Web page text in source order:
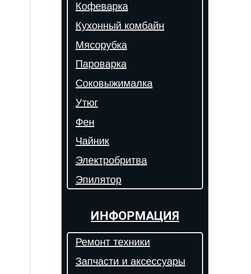
Кофеварка
Кухонный комбайн
Мясорубка
Пароварка
Соковыжималка
Утюг
Фен
Чайник
Электробритва
Эпилятор
ИНФОРМАЦИЯ
Ремонт техники
Запчасти и аксессуары